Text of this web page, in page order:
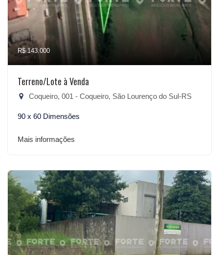
R$ 143.000
Terreno/Lote à Venda
Coqueiro, 001 - Coqueiro, São Lourenço do Sul-RS
90 x 60 Dimensões
Mais informações